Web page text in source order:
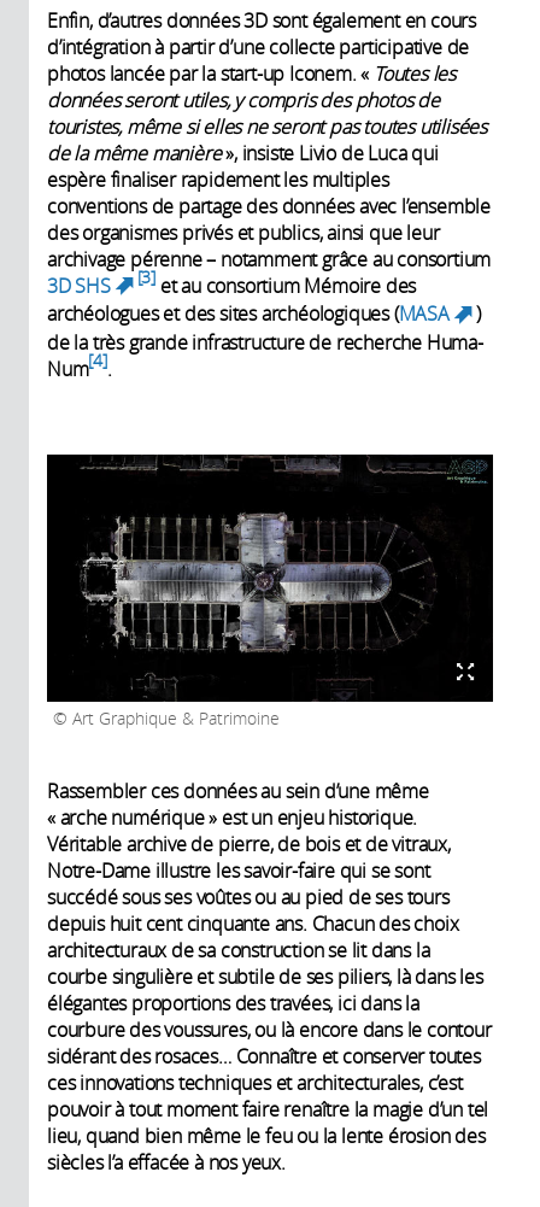
Enfin, d’autres données 3D sont également en cours
d’intégration à partir d’une collecte participative de
photos lancée par la start-up Iconem. « Toutes les
données seront utiles, y compris des photos de
touristes, même si elles ne seront pas toutes utilisées
de la même manière», insiste Livio de Luca qui
espère finaliser rapidement les multiples
conventions de partage des données avec l’ensemble
des organismes privés et publics, ainsi que leur
archivage pérenne – notamment grâce au consortium
3D SHS
(link is external)
3 et au consortium Mémoire des
archéologues et des sites archéologiques(MASA
(link
is
)
de la très grande infrastructure de recherche Huma-
Num 4 .
Art Graphique & Patrimoine
Rassembler ces données au sein d’une même
« arche numérique » est un enjeu historique.
Véritable archive de pierre, de bois et de vitraux,
Notre-Dame illustre les savoir-faire qui se sont
succédé sous ses voûtes ou au pied de ses tours
depuis huit cent cinquante ans. Chacun des choix
architecturaux de sa construction se lit dans la
courbe singulière et subtile de ses piliers, là dans les
élégantes proportions des travées, ici dans la
courbure des voussures, ou là encore dans le contour
sidérant des rosaces… Connaître et conserver toutes
ces innovations techniques et architecturales, c’est
pouvoir à tout moment faire renaître la magie d’un tel
lieu, quand bien même le feu ou la lente érosion des
siècles l’a effacée à nos yeux.